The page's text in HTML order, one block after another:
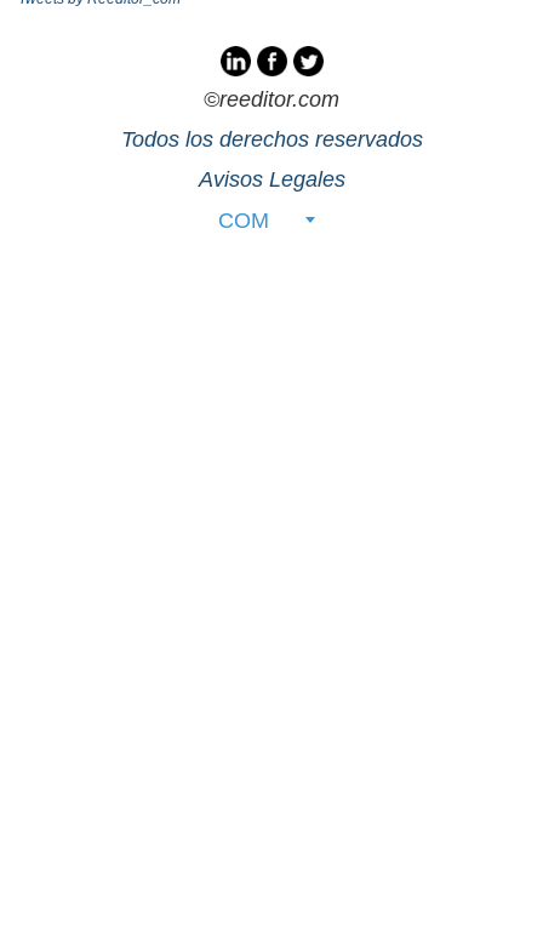
©reeditor.com
Todos los derechos reservados
Avisos Legales